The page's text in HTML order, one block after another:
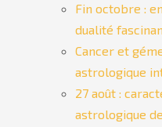
Fin octobre :
dualité
Cancer et
astrologique
27 août :
astrologique